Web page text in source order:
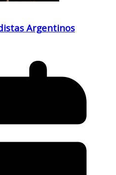
Argentinos